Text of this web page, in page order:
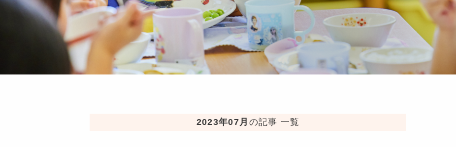
2023年07月 の記事 一覧